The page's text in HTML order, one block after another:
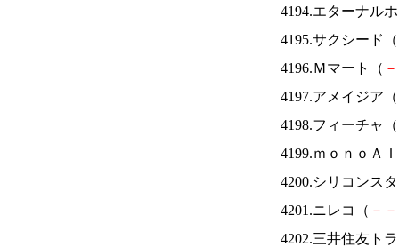
4194.エターナル
4195.サクシード（
4196.Ｍマート（ －
4197.アメイジア（
4198.フィーチャ（
4199.ｍｏｎｏＡ
4200.シリコンス
4201.ニレコ（ － －
4202.三井住友ト